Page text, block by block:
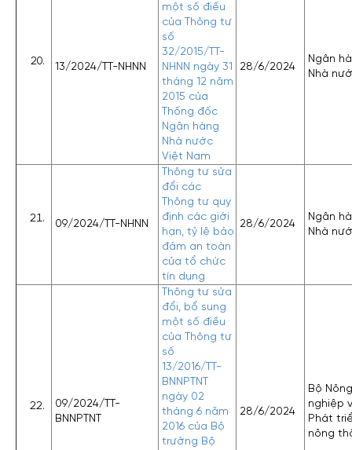
13/2024/TT-NHNN
một số điều
của Thông tư
số
32/2015/TT-
NHNN ngày 31
tháng 12 năm
2015 của
Thống đốc
Ngân hàng
Nhà nước
Việt Nam
28/6/2024
Ngân
Nhà
09/2024/TT-NHNN
Thông tư sửa
đổi các
Thông tư quy
định các giới
hạn, tỷ lệ bảo
đảm an toàn
của tổ chức
tín dụng
28/6/2024
Ngân
Nhà
09/2024/TT-
BNNPTNT
Thông tư sửa
đổi, bổ sung
một số điều
của Thông tư
số
13/2016/TT-
BNNPTNT
ngày 02
tháng 6 năm
2016 của Bộ
trưởng Bộ
28/6/2024
Bộ Nông
nghiệp
Phát
nông